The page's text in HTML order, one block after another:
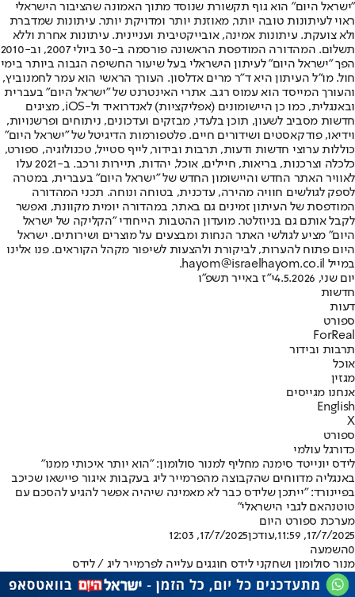
"ישראל היום" הוא גוף תקשורת שנוסד מתוך האמונה שהציבור הישראלי
ראוי לעיתונות טובה יותר, מאוזנת יותר ומדויקת יותר. עיתונות שמדברת
ולא צועקת. עיתונות אמינה, אובייקטיבית ועניינית. עיתונות אחרת וללא
תשלום. המהדורה המודפסת הראשונה פורסמה ב-30 ביולי 2007, וב-2010
הפך "ישראל היום" לעיתון הישראלי בעל שיעור החשיפה הגבוה ביותר בימי
חול. מו"ל העיתון היא ד"ר מרים אדלסון. העורך הראשי הוא עמר לחמנוביץ,
והעורך המייסד הוא עמוס רגב. אתרי האינטרנט של "ישראל היום" בעברית
ובאנגלית, כמו כן היישומונים (אפליקציות) לאנדרואיד ול-iOS, מציגים
חדשות מסביב לשעון, תוכן בלעדי, מבזקים ועדכונים, ניתוחים ופרשנויות,
וידיאו, פודקאסטים ושידורים חיים. פלטפורמות הדיגיטל של "ישראל היום"
כוללות ערוצי חדשות ודעות, תרבות ובידור, לייף סטייל, טכנולוגיה, ספורט,
כלכלה וצרכנות, בריאות, חיילים, אוכל, יהדות, תיירות ורכב. ב-2021 עלו
לאוויר האתר החדש והיישומון החדש של "ישראל היום" בעברית, במטרה
לספק לגולשים חוויה מהירה, עדכנית, בטוחה ונוחה. תכני המהדורה
המודפסת של העיתון זמינים גם באתר, במהדורה יומית מקוונת, ואפשר
לקבל אותם גם בניוזלטר. מועדון ההטבות הייחודי "הקליקה של ישראל
היום" מציע לגולשי האתר הנחות ומבצעים על מוצרים ושירותים. ישראל
היום פתוח להערות, לביקורת ולהצעות לשיפור מקהל הקוראים. פנו אלינו
במייל hayom@israelhayom.co.il.
יום שני, 4.5.2026
י"ז באייר תשפ"ו
חדשות
דעות
ספורט
ForReal
תרבות ובידור
אוכל
מגזין
אנחנו מגייסים
English
X
ספורט
כדורגל עולמי
לידס יונייטד סימנה מחליף למנור סולומון: "הוא יותר איכותי ממנו"
באנגליה מדווחים שהקבוצה מהפרמייר ליג בעקבות איגור פיישאו שכיכב
בפיינורד: "ייתכן שלידס כבר לא מאמינה שיהיה אפשר להגיע להסכם עם
טוטנהאם לגבי הישראלי"
מערכת ספורט היום
17/7/2025, 11:59
,עודכן17/7/2025, 12:03
0השמעה
מנור סולומון ושחקני לידס חוגגים עלייה לפרמייר ליג / לידס